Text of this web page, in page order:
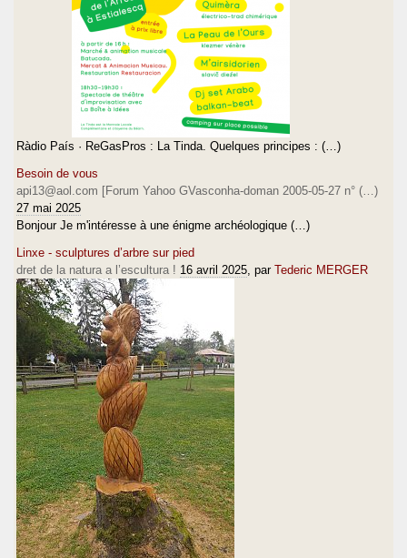
Ràdio País · ReGasPros : La Tinda. Quelques principes : (…)
Besoin de vous
api13@aol.com [Forum Yahoo GVasconha-doman 2005-05-27 n° (…)
27 mai 2025
Bonjour Je m'intéresse à une énigme archéologique (…)
Linxe - sculptures d’arbre sur pied
dret de la natura a l’escultura ! 16 avril 2025 , par Tederic MERGER